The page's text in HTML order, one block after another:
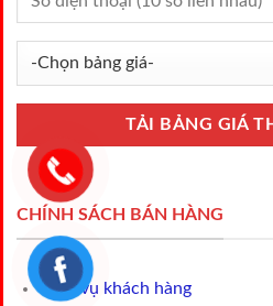
CHÍNH SÁCH BÁN HÀNG
Dịch vụ khách hàng